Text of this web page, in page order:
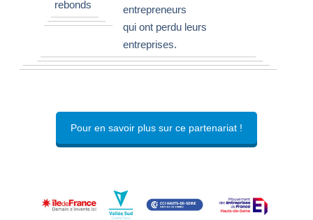
entrepreneurs
qui ont perdu leurs
entreprises.
Pour en savoir plus sur ce partenariat !